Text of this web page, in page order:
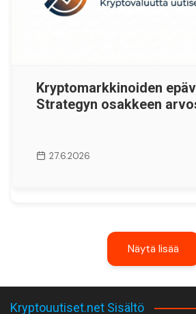
Kryptomarkkinoiden
Strategyn osakkeen
27.6.2026
Näytä lisää
Kryptouutiset.net Sisältö